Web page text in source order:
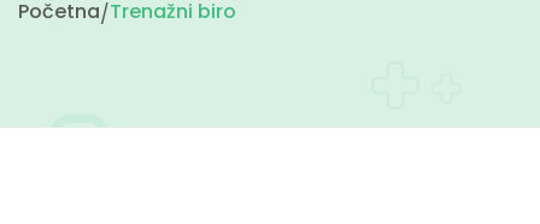
Početna/Trenažni biro